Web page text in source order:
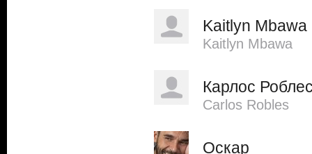
Kaitlyn Mbawa
Kaitlyn Mbawa
Карлос
Carlos Robles
Оскар